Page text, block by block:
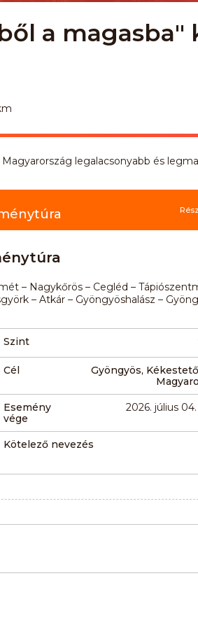
a magasba"
legalacsonyabb és
– Nagykőrös – Cegléd –
– Atkár – Gyöngyöshalász –
Szint
Cél
Gyöngyös,
Esemény
vége
2026. július
Kötelező nevezés